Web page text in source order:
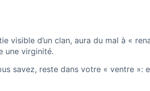
visible d’un clan, aura du mal à «
une virginité.
savez, reste dans votre « ventre »: